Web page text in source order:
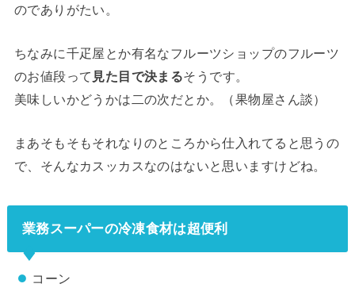
のでありがたい。
ちなみに千疋屋とか有名なフルーツショップのフルーツ
のお値段って 見た目で決まるそうです。
美味しいかどうかは二の次だとか。（果物屋さん談）
まあそもそもそれなりのところから仕入れてると思うの
で、そんなカスッカスなのはないと思いますけどね。
業務スーパーの冷凍食材は超便利
コーン